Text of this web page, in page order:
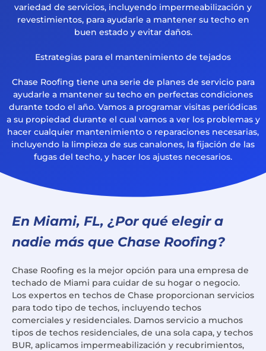
variedad de servicios, incluyendo impermeabilización y
revestimientos, para ayudarle a mantener su techo en
buen estado y evitar daños.
Estrategias para el mantenimiento de tejados
Chase Roofing tiene una serie de planes de servicio para
ayudarle a mantener su techo en perfectas condiciones
durante todo el año. Vamos a programar visitas periódicas
a su propiedad durante el cual vamos a ver los problemas y
hacer cualquier mantenimiento o reparaciones necesarias,
incluyendo la limpieza de sus canalones, la fijación de las
fugas del techo, y hacer los ajustes necesarios.
En Miami, FL, ¿Por qué elegir a
nadie más que Chase Roofing?
Chase Roofing es la mejor opción para una empresa de
techado de Miami para cuidar de su hogar o negocio.
Los expertos en techos de Chase proporcionan servicios
para todo tipo de techos, incluyendo techos
comerciales y residenciales. Damos servicio a muchos
tipos de techos residenciales, de una sola capa, y techos
BUR, aplicamos impermeabilización y recubrimientos,